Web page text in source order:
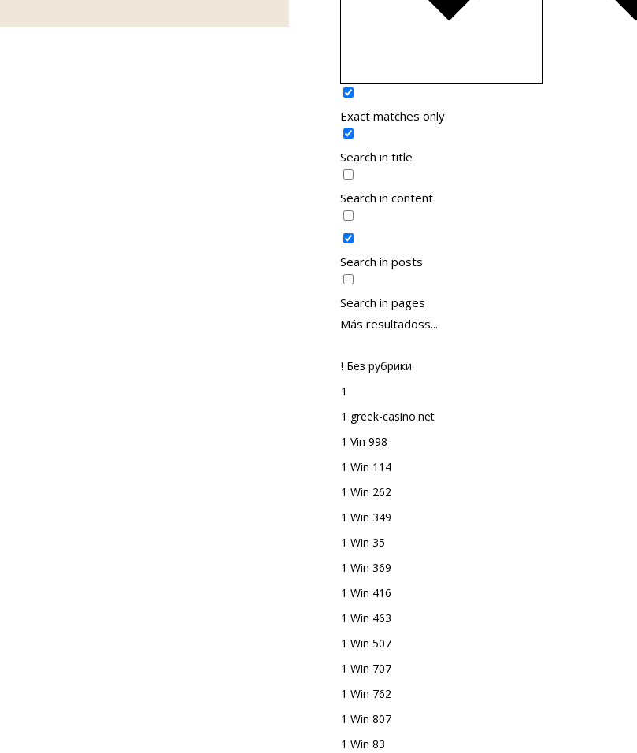
Exact matches only
Search in title
Search in content
Search in posts
Search in pages
Más resultadoss...
! Без рубрики
1
1 greek-casino.net
1 Vin 998
1 Win 114
1 Win 262
1 Win 349
1 Win 35
1 Win 369
1 Win 416
1 Win 463
1 Win 507
1 Win 707
1 Win 762
1 Win 807
1 Win 83